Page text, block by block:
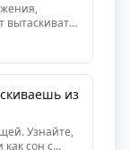
вытаскивать
из
Узнайте,
сон с...